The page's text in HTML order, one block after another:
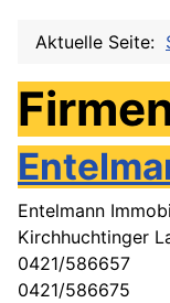
Aktuelle Seite:
Entelmann
Kirchhuchtinger
0421/586657
0421/586675